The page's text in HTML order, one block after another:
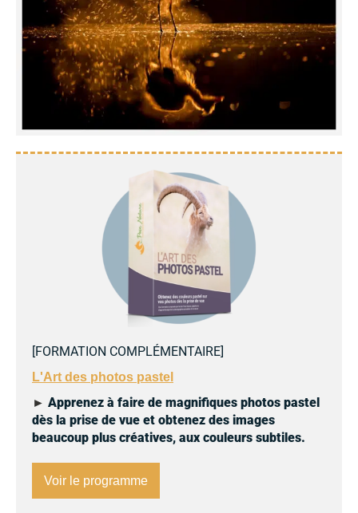
[FORMATION COMPLÉMENTAIRE]
L'Art des photos pastel
► Apprenez à faire de magnifiques photos pastel
dès la prise de vue et obtenez des images
beaucoup plus créatives, aux couleurs subtiles.
Voir le programme